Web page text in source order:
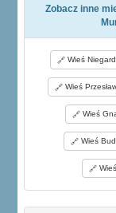
Zobacz inne
Wieś
Wieś
Wieś
Wieś